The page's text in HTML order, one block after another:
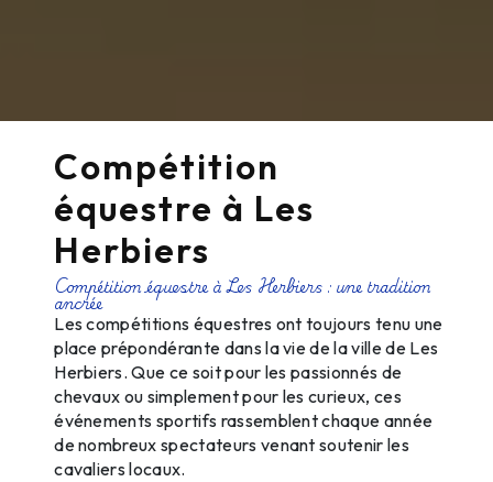
Compétition
équestre à Les
Herbiers
Compétition équestre à Les Herbiers : une tradition
ancrée
Les compétitions équestres ont toujours tenu une
place prépondérante dans la vie de la ville de Les
Herbiers. Que ce soit pour les passionnés de
chevaux ou simplement pour les curieux, ces
événements sportifs rassemblent chaque année
de nombreux spectateurs venant soutenir les
cavaliers locaux.